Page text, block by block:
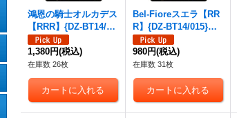
鴻恩の騎士オルカデス
【RRR】{DZ-BT14/01
4}《ケテルサンクチュ
アリ》
1,380円(税込)
在庫数 26枚
Bel-Fioreスエラ【RR
R】{DZ-BT14/015}
《ケテルサンクチュア
リ》
980円(税込)
在庫数 31枚